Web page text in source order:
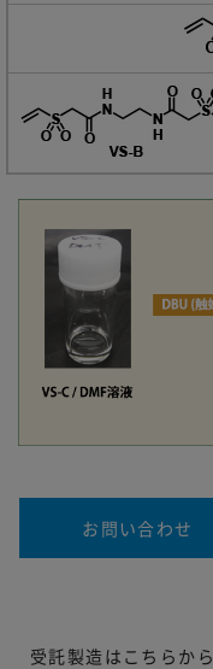
お問い合わせ
受託製造はこちらから